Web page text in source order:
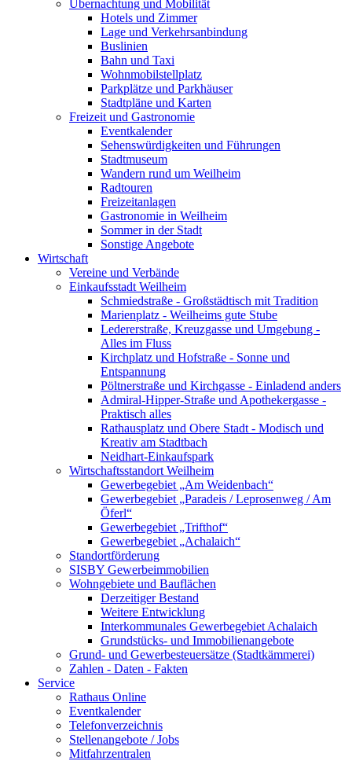
Übernachtung und Mobilität
Hotels und Zimmer
Lage und Verkehrsanbindung
Buslinien
Bahn und Taxi
Wohnmobilstellplatz
Parkplätze und Parkhäuser
Stadtpläne und Karten
Freizeit und Gastronomie
Eventkalender
Sehenswürdigkeiten und Führungen
Stadtmuseum
Wandern rund um Weilheim
Radtouren
Freizeitanlagen
Gastronomie in Weilheim
Sommer in der Stadt
Sonstige Angebote
Wirtschaft
Vereine und Verbände
Einkaufsstadt Weilheim
Schmiedstraße - Großstädtisch mit Tradition
Marienplatz - Weilheims gute Stube
Ledererstraße, Kreuzgasse und Umgebung -
Alles im Fluss
Kirchplatz und Hofstraße - Sonne und
Entspannung
Pöltnerstraße und Kirchgasse - Einladend anders
Admiral-Hipper-Straße und Apothekergasse -
Praktisch alles
Rathausplatz und Obere Stadt - Modisch und
Kreativ am Stadtbach
Neidhart-Einkaufspark
Wirtschaftsstandort Weilheim
Gewerbegebiet „Am Weidenbach“
Gewerbegebiet „Paradeis / Leprosenweg / Am
Öferl“
Gewerbegebiet „Trifthof“
Gewerbegebiet „Achalaich“
Standortförderung
SISBY Gewerbeimmobilien
Wohngebiete und Bauflächen
Derzeitiger Bestand
Weitere Entwicklung
Interkommunales Gewerbegebiet Achalaich
Grundstücks- und Immobilienangebote
Grund- und Gewerbesteuersätze (Stadtkämmerei)
Zahlen - Daten - Fakten
Service
Rathaus Online
Eventkalender
Telefonverzeichnis
Stellenangebote / Jobs
Mitfahrzentralen